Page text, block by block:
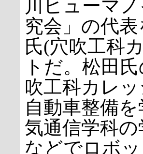
川ヒューマ
究会」の代
氏(穴吹工科
トだ。松田
吹工科カレ
自動車整備
気通信学科
などでロボ